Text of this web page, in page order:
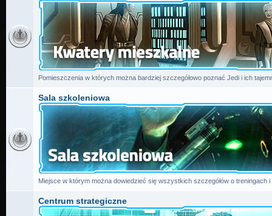
Pomieszczenia w których można bardziej szczegółowo poznać Jedi i ich
Sala szkoleniowa
Miejsce w którym można dowiedzieć się wszystkich szczegółów o treningach
Centrum strategiczne